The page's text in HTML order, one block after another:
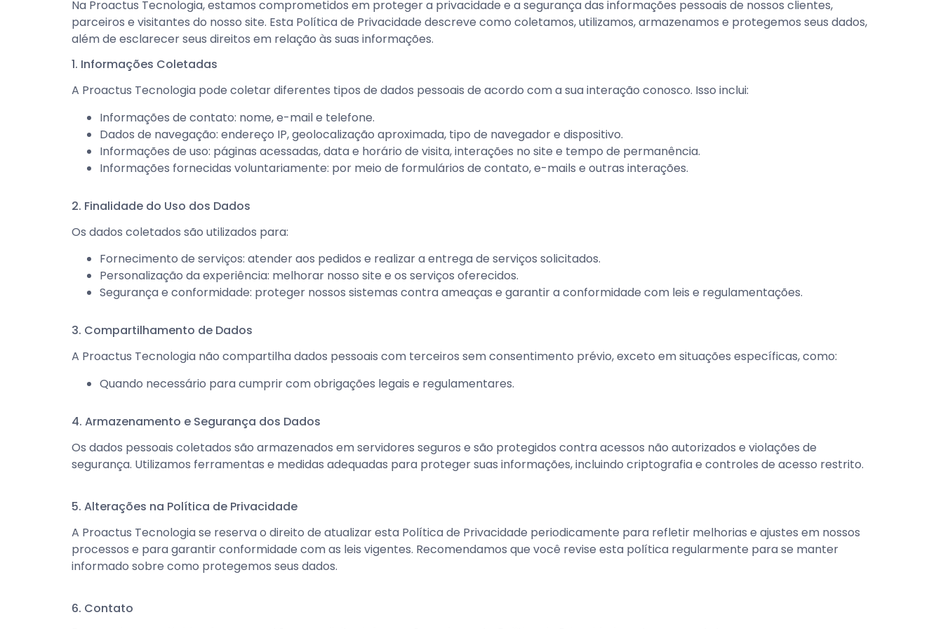
Na Proactus Tecnologia, estamos comprometidos em proteger a privacidade e a segurança das informações pessoais de nossos clientes,
parceiros e visitantes do nosso site. Esta Política de Privacidade descreve como coletamos, utilizamos, armazenamos e protegemos seus dados,
além de esclarecer seus direitos em relação às suas informações.
1. Informações Coletadas
A Proactus Tecnologia pode coletar diferentes tipos de dados pessoais de acordo com a sua interação conosco. Isso inclui:
Informações de contato: nome, e-mail e telefone.
Dados de navegação: endereço IP, geolocalização aproximada, tipo de navegador e dispositivo.
Informações de uso: páginas acessadas, data e horário de visita, interações no site e tempo de permanência.
Informações fornecidas voluntariamente: por meio de formulários de contato, e-mails e outras interações.
2. Finalidade do Uso dos Dados
Os dados coletados são utilizados para:
Fornecimento de serviços: atender aos pedidos e realizar a entrega de serviços solicitados.
Personalização da experiência: melhorar nosso site e os serviços oferecidos.
Segurança e conformidade: proteger nossos sistemas contra ameaças e garantir a conformidade com leis e regulamentações.
3. Compartilhamento de Dados
A Proactus Tecnologia não compartilha dados pessoais com terceiros sem consentimento prévio, exceto em situações específicas, como:
Quando necessário para cumprir com obrigações legais e regulamentares.
4. Armazenamento e Segurança dos Dados
Os dados pessoais coletados são armazenados em servidores seguros e são protegidos contra acessos não autorizados e violações de
segurança. Utilizamos ferramentas e medidas adequadas para proteger suas informações, incluindo criptografia e controles de acesso restrito.
5. Alterações na Política de Privacidade
A Proactus Tecnologia se reserva o direito de atualizar esta Política de Privacidade periodicamente para refletir melhorias e ajustes em nossos
processos e para garantir conformidade com as leis vigentes. Recomendamos que você revise esta política regularmente para se manter
informado sobre como protegemos seus dados.
6. Contato